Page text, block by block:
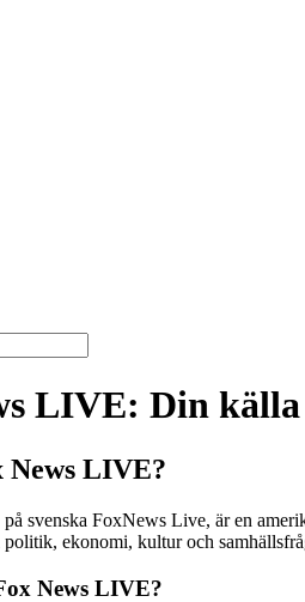
LIVE: Din
News LIVE?
svenska FoxNews Live, är en
politik, ekonomi, kultur och
News LIVE?